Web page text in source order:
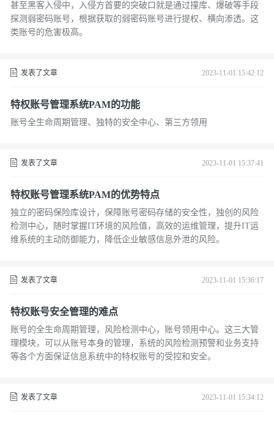
甚至黑客入侵中，入侵方首要的突破口就是通过撞库、爆破等手段
探测弱密码账号，根据获取的弱密码账号进行提权、横向渗透。这
类账号的危害极高。
发表了文章 2023-11-01 15:42:12
特权账号管理系统PAM的功能
账号全生命周期管理、独特的安全中心、第三方领用
发表了文章 2023-11-01 15:37:41
特权账号管理系统PAM的优势特点
独立的密码保险库设计，保障账号密码存储的安全性，独创的风险
检测中心，随时掌握IT环境的风险值，高效的运维管理，提升IT运
维系统的主动防御能力，降低企业敏感信息外泄的风险。
发表了文章 2023-11-01 15:36:17
特权账号安全管理的难点
账号的全生命周期管理，风险检测中心，账号领用中心。这三大管
理模块，可以从账号本身的管理，系统的风险检测预警和业务支持
等各个方面保证信息系统中的特权账号的受控和安全。
发表了文章 2023-11-01 15:34:12